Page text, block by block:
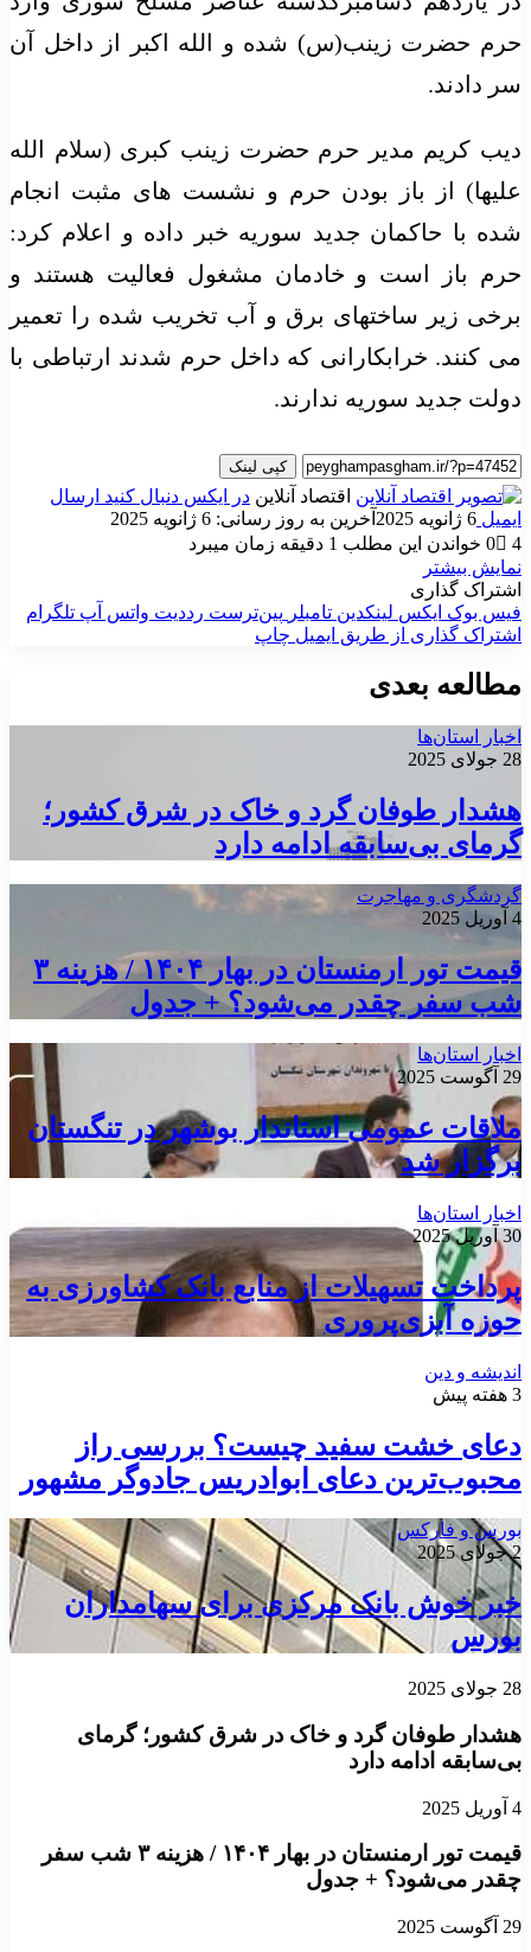
حرم حضرت زینب(س) شده و الله اکبر از داخل آن
سر دادند.
دیب کریم مدیر حرم حضرت زینب کبری (سلام الله
علیها) از باز بودن حرم و نشست های مثبت انجام
شده با حاکمان جدید سوریه خبر داده و اعلام کرد:
حرم باز است و خادمان مشغول فعالیت هستند و
برخی زیر ساختهای برق و آب تخریب شده را تعمیر
می کنند. خرابکارانی که داخل حرم شدند ارتباطی با
دولت جدید سوریه ندارند.
کپی لینک
اقتصاد آنلاین در ایکس دنبال کنید ارسال
ایمیل 6 ژانویه 2025
آخرین به روز رسانی: 6 ژانویه 2025
0
4
خواندن این مطلب 1 دقیقه زمان میبرد
نمایش بیشتر
اشتراک گذاری
فیس بوک ایکس لینکدین ‫تامبلر ‫پین‌ترست ‫رددیت واتس آپ تلگرام
اشتراک گذاری از طریق ایمیل چاپ
مطالعه بعدی
اخبار استان‌ها
28 جولای 2025
هشدار طوفان گرد و خاک در شرق کشور؛
گرمای بی‌سابقه ادامه دارد
گردشگری و مهاجرت
4 آوریل 2025
قیمت تور ارمنستان در بهار ۱۴۰۴ / هزینه ۳
شب سفر چقدر می‌شود؟ + جدول
اخبار استان‌ها
29 آگوست 2025
ملاقات عمومی استاندار بوشهر در تنگستان
برگزار شد
اخبار استان‌ها
30 آوریل 2025
پرداخت تسهیلات از منابع بانک کشاورزی به
حوزه آبزی‌پروری
اندیشه و دین
3 هفته پیش
دعای خشت سفید چیست؟ بررسی راز
محبوب‌ترین دعای ابوادریس جادوگر مشهور
بورس و فارکس
2 جولای 2025
خبر خوش بانک مرکزی برای سهامداران
بورس
28 جولای 2025
هشدار طوفان گرد و خاک در شرق کشور؛ گرمای
بی‌سابقه ادامه دارد
4 آوریل 2025
قیمت تور ارمنستان در بهار ۱۴۰۴ / هزینه ۳ شب سفر
چقدر می‌شود؟ + جدول
29 آگوست 2025